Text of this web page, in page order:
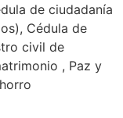
de ciudadanía
Cédula de
civil de
, Paz y